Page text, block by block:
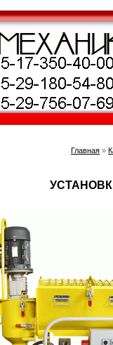
Главная »